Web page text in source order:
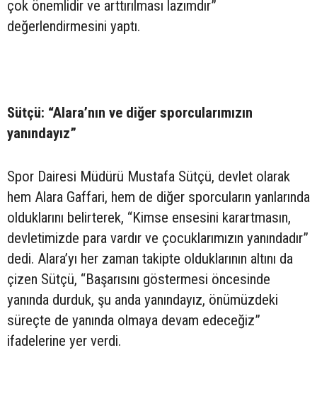
çok önemlidir ve arttırılması lazımdır”
değerlendirmesini yaptı.
Sütçü: “Alara’nın ve diğer sporcularımızın
yanındayız”
Spor Dairesi Müdürü Mustafa Sütçü, devlet olarak
hem Alara Gaffari, hem de diğer sporcuların yanlarında
olduklarını belirterek, “Kimse ensesini karartmasın,
devletimizde para vardır ve çocuklarımızın yanındadır”
dedi. Alara’yı her zaman takipte olduklarının altını da
çizen Sütçü, “Başarısını göstermesi öncesinde
yanında durduk, şu anda yanındayız, önümüzdeki
süreçte de yanında olmaya devam edeceğiz”
ifadelerine yer verdi.